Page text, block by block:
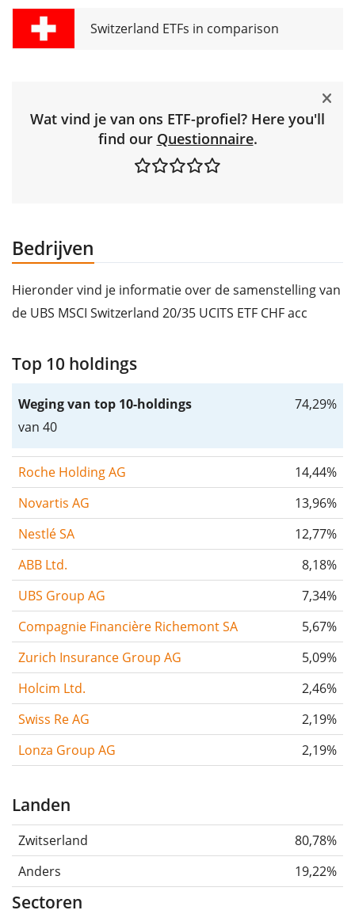
Switzerland ETFs in comparison
Wat vind je van ons ETF-profiel? Here you'll
find our Questionnaire.
Bedrijven
Hieronder vind je informatie over de samenstelling van
de UBS MSCI Switzerland 20/35 UCITS ETF CHF acc
Top 10 holdings
Weging van top 10-holdings
van 40
74,29%
Roche Holding AG
14,44%
Novartis AG
13,96%
Nestlé SA
12,77%
ABB Ltd.
8,18%
UBS Group AG
7,34%
Compagnie Financière Richemont SA
5,67%
Zurich Insurance Group AG
5,09%
Holcim Ltd.
2,46%
Swiss Re AG
2,19%
Lonza Group AG
2,19%
Landen
Zwitserland
80,78%
Anders
19,22%
Sectoren